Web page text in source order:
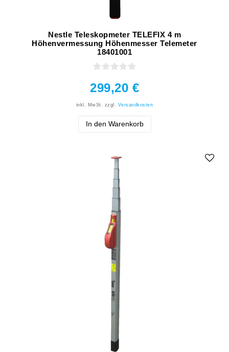
Nestle Teleskopmeter TELEFIX 4 m
Höhenvermessung Höhenmesser Telemeter
18401001
299,20 €
inkl. MwSt. zzgl. Versandkosten
In den Warenkorb